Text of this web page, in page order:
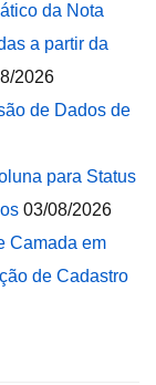
da Nota
a partir da
2026
de Dados de
para Status
03/08/2026
Camada em
de Cadastro